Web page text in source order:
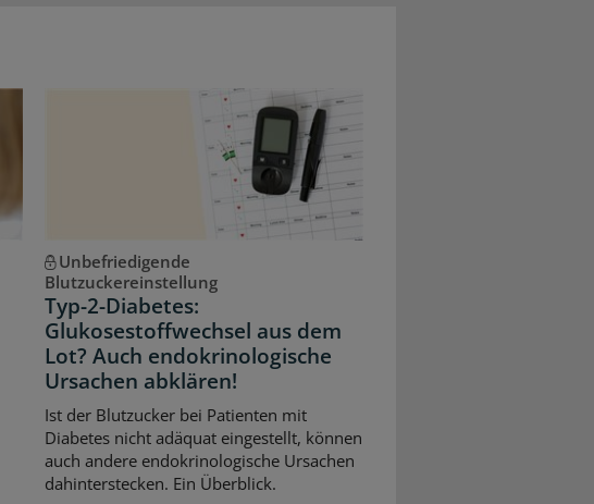
Unbefriedigende
Blutzuckereinstellung
Typ-2-Diabetes:
Glukosestoffwechsel aus dem
Lot? Auch endokrinologische
Ursachen abklären!
Ist der Blutzucker bei Patienten mit
Diabetes nicht adäquat eingestellt, können
auch andere endokrinologische Ursachen
dahinterstecken. Ein Überblick.